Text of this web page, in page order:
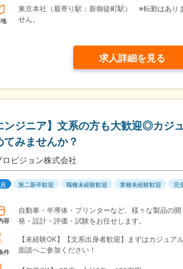
東京本社（最寄り駅：新御徒町駅） ※転勤はあり
せん。
求人詳細を見る
ンジニア】文系の方も大歓迎◎カジ
てみませんか？
ロビジョン株式会社
第二新卒歓迎 職種未経験歓迎 業種未経験歓迎 完
容
自動車・半導体・プリンターなど、様々な製品の開
発・設計・評価・試験をお任せします。
件
【未経験OK】【文系出身者歓迎】まずはカジュア
面談へご参加ください！